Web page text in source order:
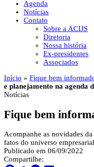
Agenda
Notícias
Contato
Sobre a ACIJS
Diretoria
Nossa história
Ex-presidentes
Associados
Início » Fique bem
e planejamento na agenda
Notícias
Fique bem
Acompanhe as novidades
fatos do universo
Publicado em 06/09/2022
Compartilhe: